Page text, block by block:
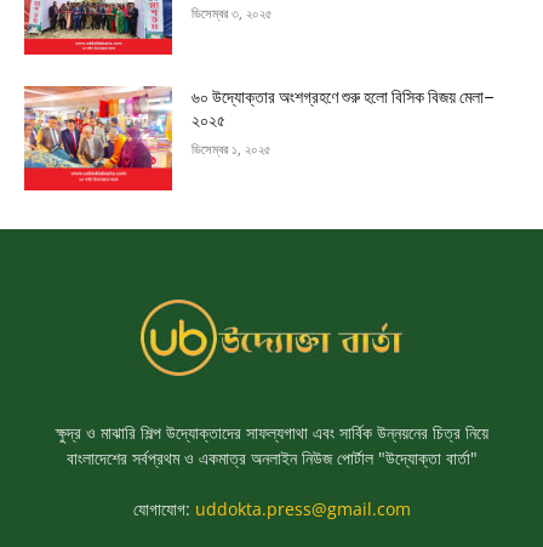
ডিসেম্বর ৩, ২০২৫
৬০ উদ্যোক্তার অংশগ্রহণে শুরু হলো বিসিক বিজয় মেলা–
২০২৫
ডিসেম্বর ১, ২০২৫
ক্ষুদ্র ও মাঝারি শিল্প উদ্যোক্তাদের সাফল্যগাথা এবং সার্বিক উন্নয়নের চিত্র নিয়ে
বাংলাদেশের সর্বপ্রথম ও একমাত্র অনলাইন নিউজ পোর্টাল "উদ্যোক্তা বার্তা"
যোগাযোগ: uddokta.press@gmail.com